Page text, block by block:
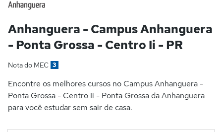
Anhanguera - Campus Anhanguera
- Ponta Grossa - Centro Ii - PR
Nota do MEC 3
Encontre os melhores cursos no Campus Anhanguera -
Ponta Grossa - Centro Ii - Ponta Grossa da Anhanguera
para você estudar sem sair de casa.